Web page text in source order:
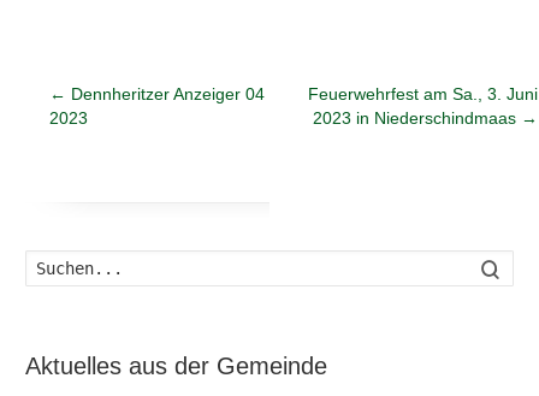
← Dennheritzer Anzeiger 04
2023
Feuerwehrfest am Sa., 3. Juni
2023 in Niederschindmaas →
Aktuelles aus der Gemeinde